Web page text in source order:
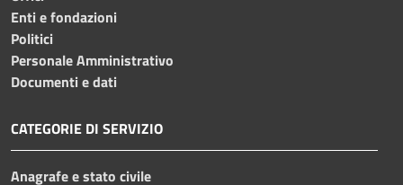
Enti e fondazioni
Politici
Personale Amministrativo
Documenti e dati
CATEGORIE DI SERVIZIO
Anagrafe e stato civile